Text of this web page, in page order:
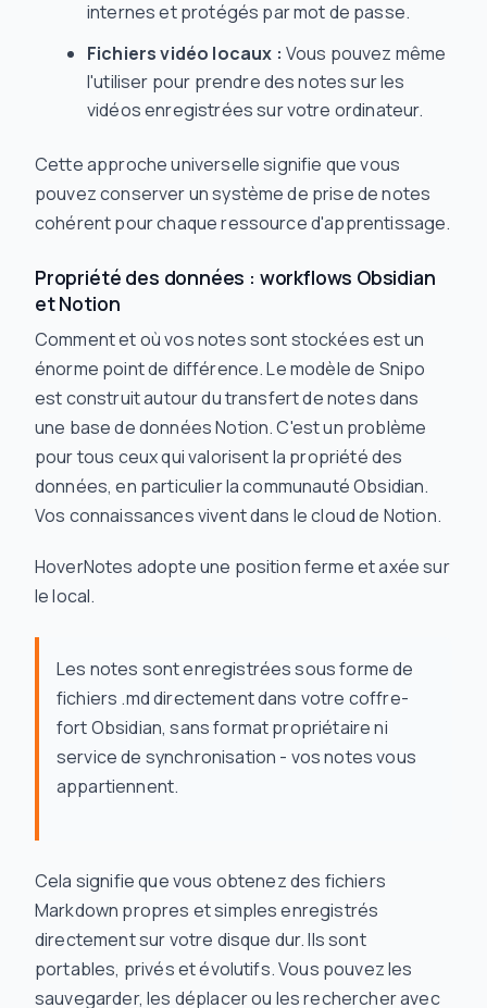
internes et protégés par mot de passe.
Fichiers vidéo locaux : Vous pouvez même
l'utiliser pour prendre des notes sur les
vidéos enregistrées sur votre ordinateur.
Cette approche universelle signifie que vous
pouvez conserver un système de prise de notes
cohérent pour chaque ressource d'apprentissage.
Propriété des données : workflows Obsidian
et Notion
Comment et où vos notes sont stockées est un
énorme point de différence. Le modèle de Snipo
est construit autour du transfert de notes dans
une base de données Notion. C'est un problème
pour tous ceux qui valorisent la propriété des
données, en particulier la communauté Obsidian.
Vos connaissances vivent dans le cloud de Notion.
HoverNotes adopte une position ferme et axée sur
le local.
Les notes sont enregistrées sous forme de
fichiers .md directement dans votre coffre-
fort Obsidian, sans format propriétaire ni
service de synchronisation - vos notes vous
appartiennent.
Cela signifie que vous obtenez des fichiers
Markdown propres et simples enregistrés
directement sur votre disque dur. Ils sont
portables, privés et évolutifs. Vous pouvez les
sauvegarder, les déplacer ou les rechercher avec